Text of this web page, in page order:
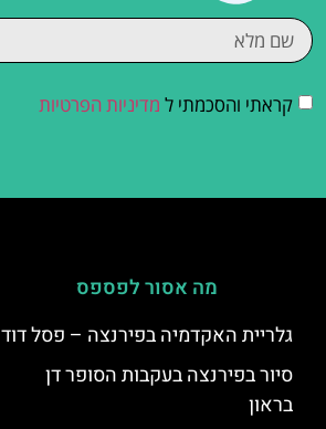
קראתי והסכמתי ל מדיניות הפרטיות
מה אסור לפספס
גלריית האקדמיה בפירנצה – פסל דוד
סיור בפירנצה בעקבות הסופר דן
בראון